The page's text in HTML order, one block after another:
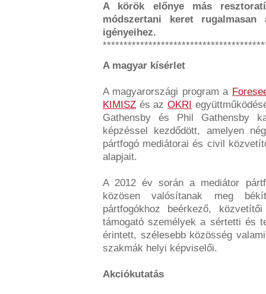
A körök előnye más
módszertani keret
igényeihez.
A magyar kísérlet
A magyarországi program a
KIMISZ és azOKRI
Gathensby és Phil Gathensby
képzéssel kezdődött, amelyen
pártfogó mediátorai és civil
alapjait.
A 2012 év során a mediátor
közösen valósítanak meg
pártfogókhoz beérkező,
támogató személyek a sértetti és
érintett, szélesebb közösség
szakmák helyi képviselői.
Akciókutatás